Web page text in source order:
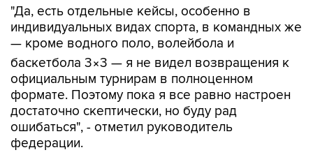
"Да, есть отдельные кейсы, особенно в
индивидуальных видах спорта, в командных же
— кроме водного поло, волейбола и
баскетбола 3×3 — я не видел возвращения к
официальным турнирам в полноценном
формате. Поэтому пока я все равно настроен
достаточно скептически, но буду рад
ошибаться", - отметил руководитель
федерации.